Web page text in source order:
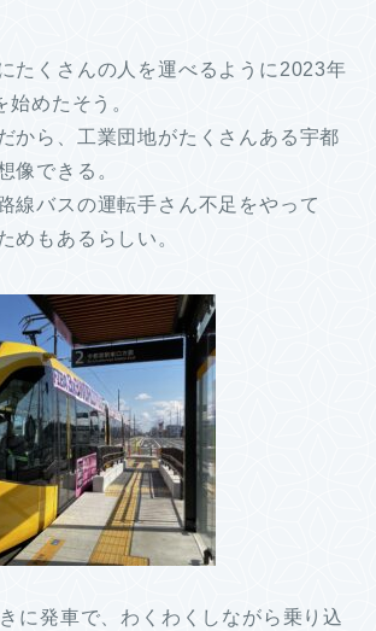
たくさんの人を運べるように2023年
めたそう。
から、工業団地がたくさんある宇都
像できる。
線バスの運転手さん不足をやって
めもあるらしい。
に発車で、わくわくしながら乗り込